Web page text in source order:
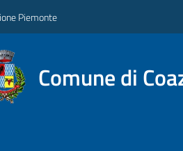
Piemonte
Comune di